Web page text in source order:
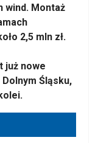
wind. Montaż
2,5 mln zł.
już nowe
Śląsku,